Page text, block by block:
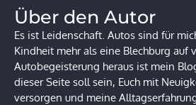
Über den Autor
Es ist Leidenschaft. Autos sind für
Kindheit mehr als eine Blechburg auf
Autobegeisterung heraus ist mein
dieser Seite soll sein, Euch mit
versorgen und meine